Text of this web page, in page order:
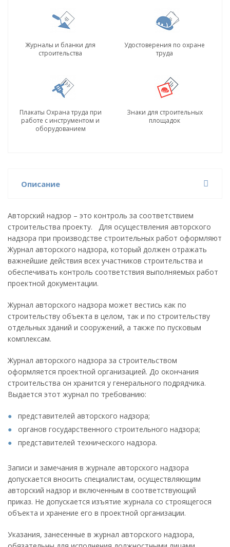
Журналы и бланки для
строительства
Удостоверения по охране
труда
Плакаты Охрана труда при
работе с инструментом и
оборудованием
Знаки для строительных
площадок
Описание
Авторский надзор – это контроль за соответствием
строительства проекту. Для осуществления авторского
надзора при производстве строительных работ оформляют
Журнал авторского надзора, который должен отражать
важнейшие действия всех участников строительства и
обеспечивать контроль соответствия выполняемых работ
проектной документации.
Журнал авторского надзора может вестись как по
строительству объекта в целом, так и по строительству
отдельных зданий и сооружений, а также по пусковым
комплексам.
Журнал авторского надзора за строительством
оформляется проектной организацией. До окончания
строительства он хранится у генерального подрядчика.
Выдается этот журнал по требованию:
представителей авторского надзора;
органов государственного строительного надзора;
представителей технического надзора.
Записи и замечания в журнале авторского надзора
допускается вносить специалистам, осуществляющим
авторский надзор и включенным в соответствующий
приказ. Не допускается изъятие журнала со строящегося
объекта и хранение его в проектной организации.
Указания, занесенные в журнал авторского надзора,